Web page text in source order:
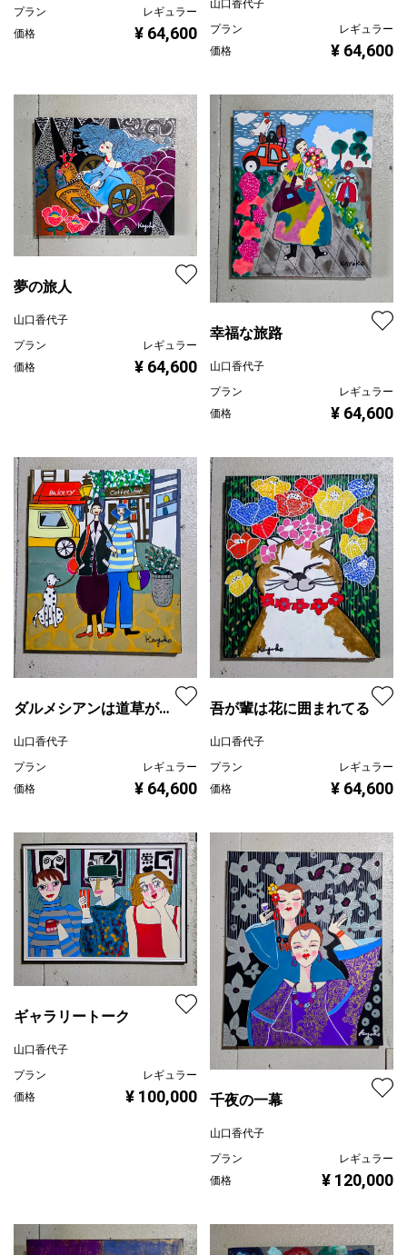
プラン
レギュラー
価格
¥ 64,600
山口香代子
プラン
レギュラー
価格
¥ 64,600
夢の旅人
山口香代子
プラン
レギュラー
価格
¥ 64,600
幸福な旅路
山口香代子
プラン
レギュラー
価格
¥ 64,600
ダルメシアンは道草がお
山口香代子
プラン
レギュラー
価格
¥ 64,600
吾が輩は花に囲まれてる
山口香代子
プラン
レギュラー
価格
¥ 64,600
ギャラリートーク
山口香代子
プラン
レギュラー
価格
¥ 100,000 千夜の一幕
山口香代子
プラン
レギュラー
価格
¥ 120,000